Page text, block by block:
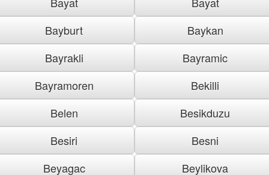
Bayburt
Baykan
Bayrakli
Bayramic
Bayramoren
Bekilli
Belen
Besikduzu
Besiri
Besni
Beyagac
Beylikova